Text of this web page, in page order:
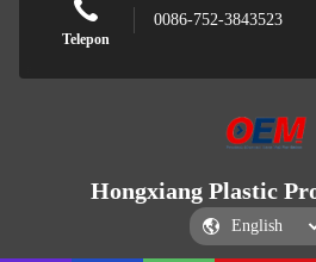
Telepon
0086-752-3843523
Hongxiang Plastic